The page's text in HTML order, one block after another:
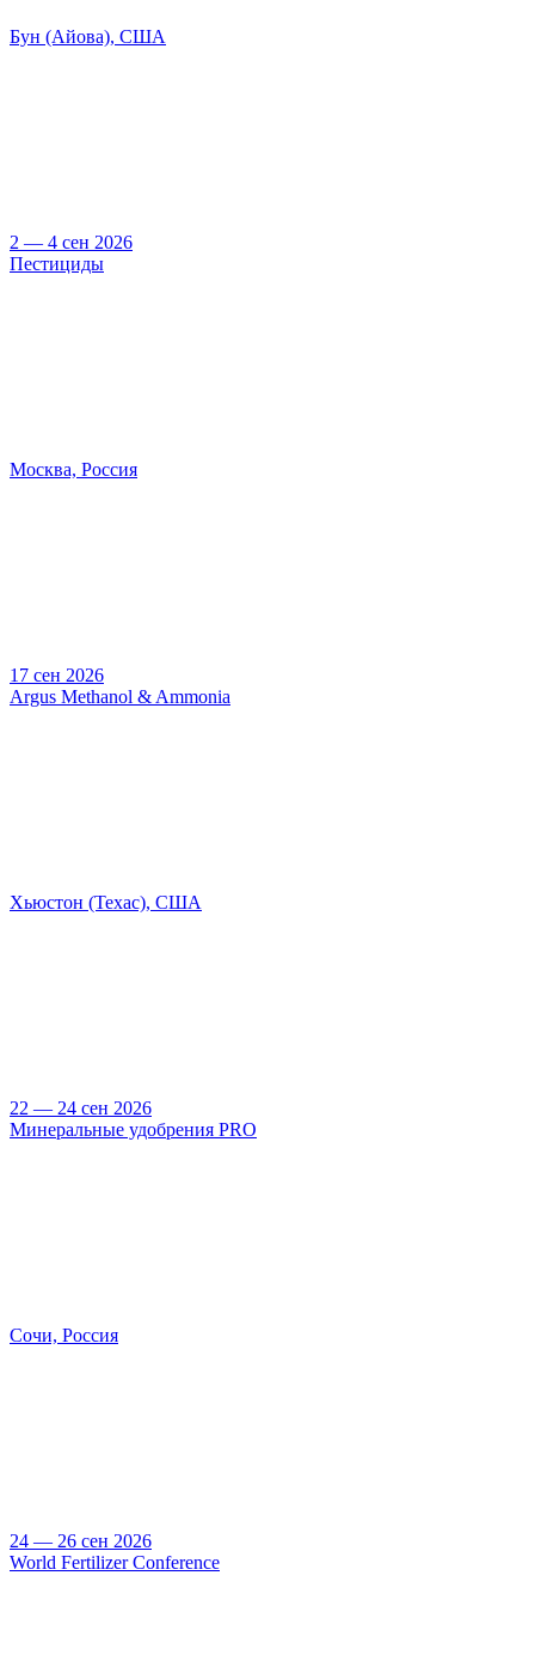
Бун (Айова), США
2 — 4 сен 2026
Пестициды
Москва, Россия
17 сен 2026
Argus Methanol & Ammonia
Хьюстон (Техас), США
22 — 24 сен 2026
Минеральные удобрения PRO
Сочи, Россия
24 — 26 сен 2026
World Fertilizer Conference